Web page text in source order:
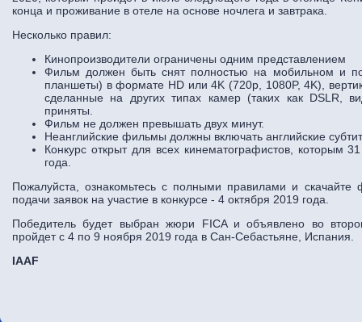
конца и проживание в отеле на основе ночлега и завтрака.
Несколько правил:
Кинопроизводители ограничены одним представлением
Фильм должен быть снят полностью на мобильном и
планшеты) в формате HD или 4K (720p, 1080P, 4K),
сделанные на других типах камер (таких как DSLR,
приняты.
Фильм не должен превышать двух минут.
Неанглийские фильмы должны включать английские
Конкурс открыт для всех кинематографистов, которым
года.
Пожалуйста, ознакомьтесь с полными правилами и
подачи заявок на участие в конкурсе - 4 октября 2019 года.
Победитель будет выбран жюри FICA и объявлено во
пройдет с 4 по 9 ноября 2019 года в Сан-Себастьяне, Испания.
IAAF